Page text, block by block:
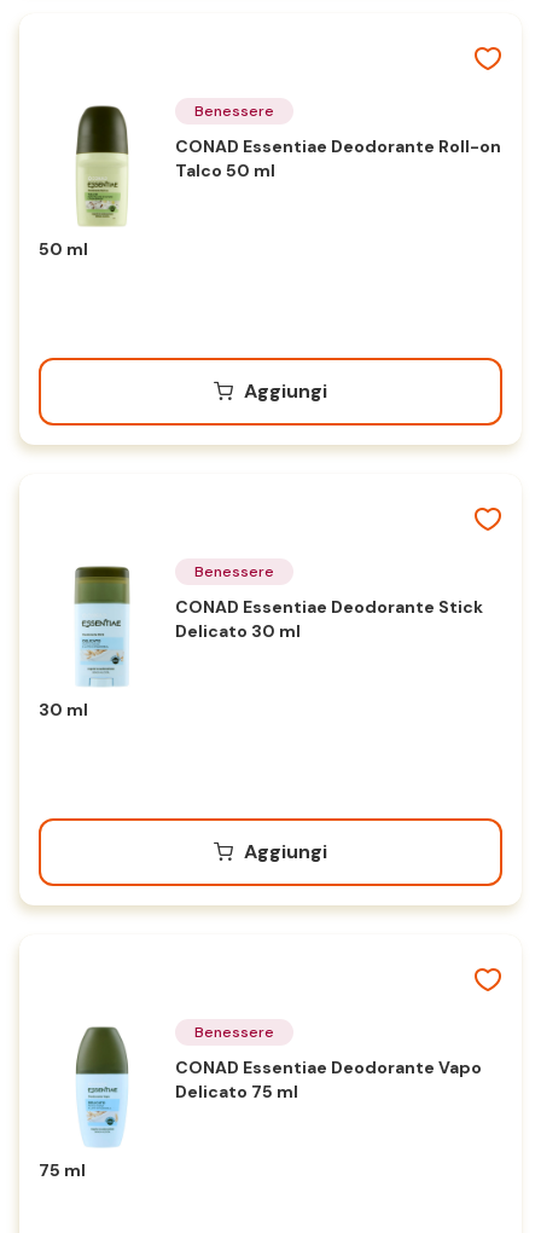
Benessere
CONAD Essentiae Deodorante Roll-on
Talco 50 ml
50 ml
Aggiungi
Benessere
CONAD Essentiae Deodorante Stick
Delicato 30 ml
30 ml
Aggiungi
Benessere
CONAD Essentiae Deodorante Vapo
Delicato 75 ml
75 ml